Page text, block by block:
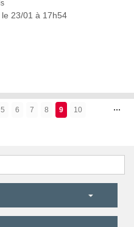
le 23/01 à 17h54
5 6 7 8 9 10 ...